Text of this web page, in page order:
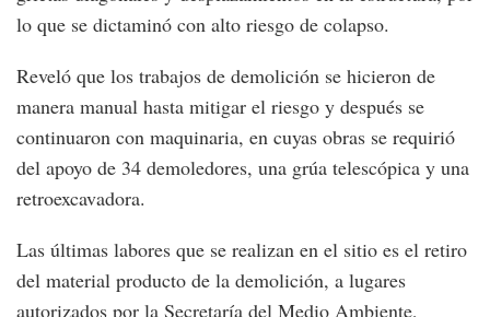
lo que se dictaminó con alto riesgo de colapso.
Reveló que los trabajos de demolición se hicieron de
manera manual hasta mitigar el riesgo y después se
continuaron con maquinaria, en cuyas obras se requirió
del apoyo de 34 demoledores, una grúa telescópica y una
retroexcavadora.
Las últimas labores que se realizan en el sitio es el retiro
del material producto de la demolición, a lugares
autorizados por la Secretaría del Medio Ambiente,